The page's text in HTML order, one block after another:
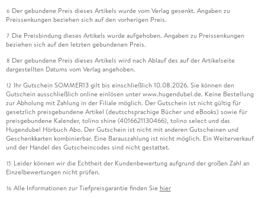
6 Der gebundene Preis dieses Artikels wurde vom Verlag gesenkt. Angaben zu
Preissenkungen beziehen sich auf den vorherigen Preis.
7 Die Preisbindung dieses Artikels wurde aufgehoben. Angaben zu Preissenkungen
beziehen sich auf den letzten gebundenen Preis.
8 Der gebundene Preis dieses Artikels wird nach Ablauf des auf der Artikelseite
dargestellten Datums vom Verlag angehoben.
12 Ihr Gutschein SOMMER13 gilt bis einschließlich 10.08.2026. Sie können den
Gutschein ausschließlich online einlösen unter www.hugendubel.de. Keine Bestellung
zur Abholung mit Zahlung in der Filiale möglich. Der Gutschein ist nicht gültig für
gesetzlich preisgebundene Artikel (deutschsprachige Bücher und eBooks) sowie für
preisgebundene Kalender, tolino shine (4016621130466), tolino select und das
Hugendubel Hörbuch Abo. Der Gutschein ist nicht mit anderen Gutscheinen und
Geschenkkarten kombinierbar. Eine Barauszahlung ist nicht möglich. Ein Weiterverkauf
und der Handel des Gutscheincodes sind nicht gestattet.
15 Leider können wir die Echtheit der Kundenbewertung aufgrund der großen Zahl an
Einzelbewertungen nicht prüfen.
16 Alle Informationen zur Tiefpreisgarantie finden Sie hier